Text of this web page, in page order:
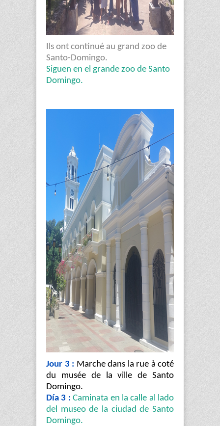
Ils ont continué au grand zoo de
Santo-Domingo.
Siguen en el grande zoo de Santo
Domingo.
Jour 3 : Marche dans la rue à coté
du musée de la ville de Santo
Domingo.
Día 3 :Caminata en la calle al lado
del museo de la ciudad de Santo
Domingo.